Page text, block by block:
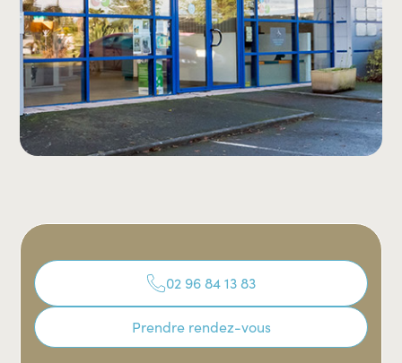
02 96 84 13 83
Prendre rendez-vous